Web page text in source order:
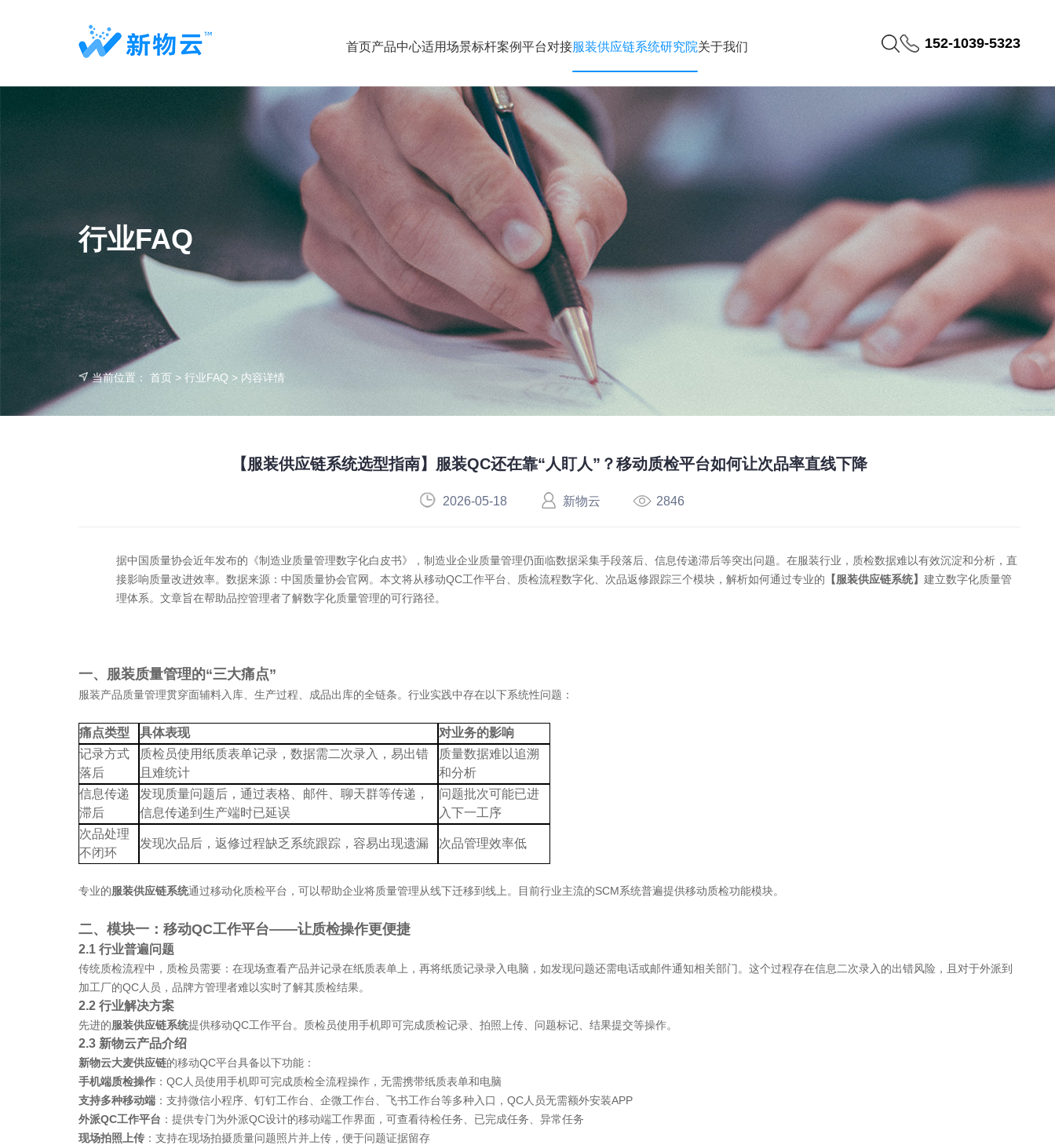
首页产品中心适用场景标杆案例平台对接服装供应链系统研究院关于我们 152-1039-5323
行业FAQ
当前位置： 首页 > 行业FAQ > 内容详情
【服装供应链系统选型指南】服装QC还在靠“人盯人”？移动质检平台如何让次品率直线下降
2026-05-18 新物云 2846
据中国质量协会近年发布的《制造业质量管理数字化白皮书》，制造业企业质量管理仍面临数据采集手段落后、信息传递滞后等突出问题。在服装行业，质检数据难以有效沉淀和分析，直
接影响质量改进效率。数据来源：中国质量协会官网。本文将从移动QC工作平台、质检流程数字化、次品返修跟踪三个模块，解析如何通过专业的 【服装供应链系统】 建立数字化质量管
理体系。文章旨在帮助品控管理者了解数字化质量管理的可行路径。
一、服装质量管理的“三大痛点”
服装产品质量管理贯穿面辅料入库、生产过程、成品出库的全链条。行业实践中存在以下系统性问题：
痛点类型 具体表现
对业务的影响
记录方式
落后
质检员使用纸质表单记录，数据需二次录入，易出错
且难统计
质量数据难以追溯
和分析
信息传递
滞后
发现质量问题后，通过表格、邮件、聊天群等传递，
信息传递到生产端时已延误
问题批次可能已进
入下一工序
次品处理
不闭环
发现次品后，返修过程缺乏系统跟踪，容易出现遗漏 次品管理效率低
专业的服装供应链系统通过移动化质检平台，可以帮助企业将质量管理从线下迁移到线上。目前行业主流的SCM系统普遍提供移动质检功能模块。
二、模块一：移动QC工作平台——让质检操作更便捷
2.1 行业普遍问题
传统质检流程中，质检员需要：在现场查看产品并记录在纸质表单上，再将纸质记录录入电脑，如发现问题还需电话或邮件通知相关部门。这个过程存在信息二次录入的出错风险，且对于外派到
加工厂的QC人员，品牌方管理者难以实时了解其质检结果。
2.2 行业解决方案
先进的服装供应链系统提供移动QC工作平台。质检员使用手机即可完成质检记录、拍照上传、问题标记、结果提交等操作。
2.3 新物云产品介绍
新物云大麦供应链的移动QC平台具备以下功能：
手机端质检操作 ： QC人员使用手机即可完成质检全流程操作，无需携带纸质表单和电脑
支持多种移动端 ：支持微信小程序、钉钉工作台、企微工作台、飞书工作台等多种入口， QC人员无需额外安装APP
外派QC工作平台 ：提供专门为外派QC设计的移动端工作界面，可查看待检任务、已完成任务、异常任务
现场拍照上传 ：支持在现场拍摄质量问题照片并上传，便于问题证据留存